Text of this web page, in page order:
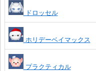
ドロッセル
ホリデーベイマックス
プラクティカル